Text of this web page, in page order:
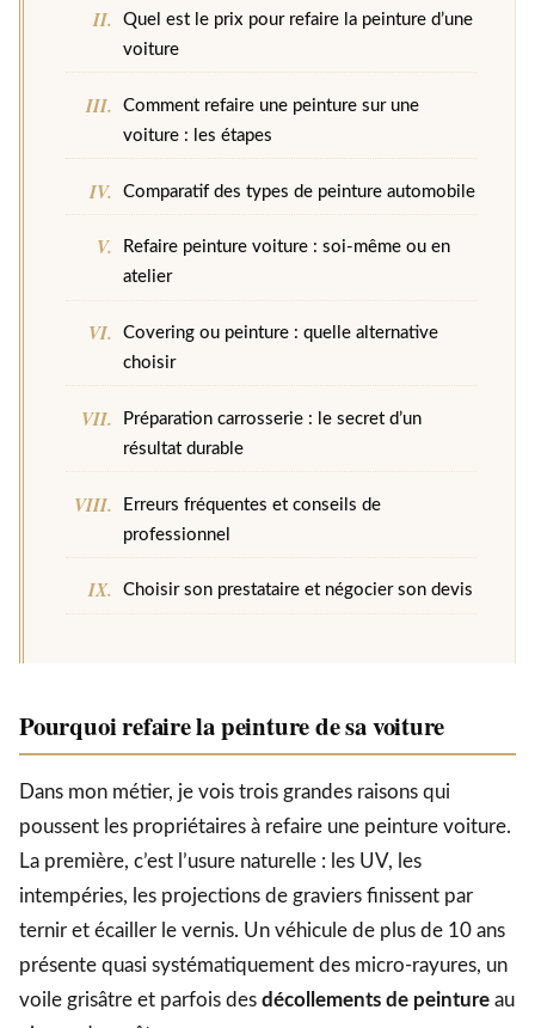
Quel est le prix pour refaire la peinture d’une
voiture
Comment refaire une peinture sur une
voiture : les étapes
Comparatif des types de peinture automobile
Refaire peinture voiture : soi-même ou en
atelier
Covering ou peinture : quelle alternative
choisir
Préparation carrosserie : le secret d’un
résultat durable
Erreurs fréquentes et conseils de
professionnel
Choisir son prestataire et négocier son devis
Pourquoi refaire la peinture de sa voiture
Dans mon métier, je vois trois grandes raisons qui
poussent les propriétaires à refaire une peinture voiture.
La première, c’est l’usure naturelle : les UV, les
intempéries, les projections de graviers finissent par
ternir et écailler le vernis. Un véhicule de plus de 10 ans
présente quasi systématiquement des micro-rayures, un
voile grisâtre et parfois des décollements de peinture au